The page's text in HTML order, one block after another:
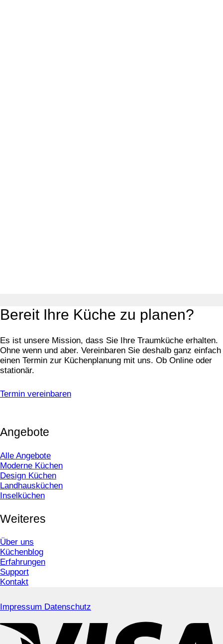
Bereit Ihre Küche zu planen?
Es ist unsere Mission, dass Sie Ihre Traumküche erhalten.
Ohne wenn und aber. Vereinbaren Sie deshalb ganz einfach
einen Termin zur Küchenplanung mit uns. Ob Online oder
stationär.
Termin vereinbaren
Angebote
Alle Angebote
Moderne Küchen
Design Küchen
Landhausküchen
Inselküchen
Weiteres
Über uns
Küchenblog
Erfahrungen
Support
Kontakt
Impressum Datenschutz